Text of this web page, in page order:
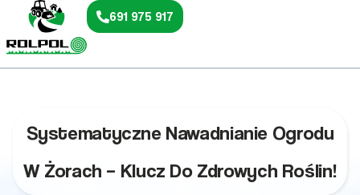
691 975 917
Systematyczne Nawadnianie Ogrodu
W Żorach – Klucz Do Zdrowych Roślin!